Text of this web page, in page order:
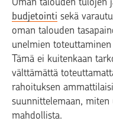
budjetointi sekä
oman talouden
unelmien
Tämä ei kuitenkaan
välttämättä
rahoituksen
suunnittelemaan,
mahdollista.